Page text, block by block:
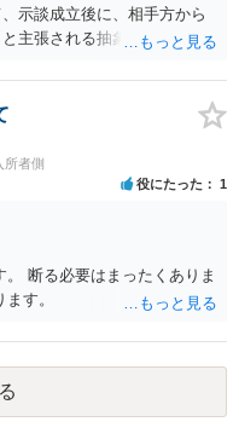
示談成立後に、相手方から
主張される抽象的な可能性
所者側
役にたった 1
断る必要はまったくありま
す。